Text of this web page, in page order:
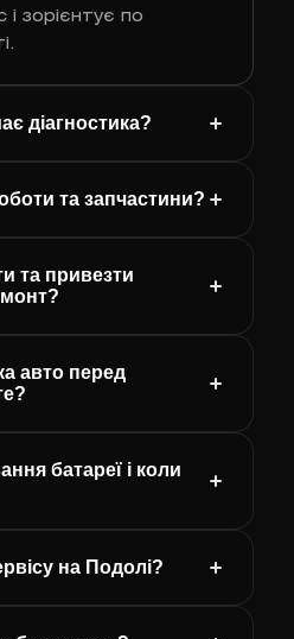
і зорієнтує по
діагностика?
та запчастини?
та привезти
авто перед
батареї і коли
на Подолі?